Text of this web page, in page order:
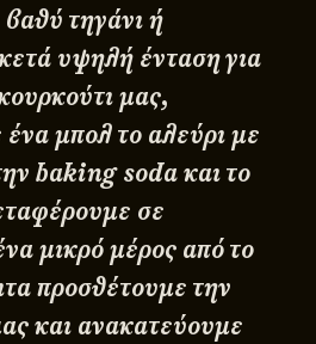
τηγάνι ή
υψηλή ένταση για
μας,
μπολ το αλεύρι με
baking soda και το
σε
μικρό μέρος από το
προσθέτουμε την
και ανακατεύουμε